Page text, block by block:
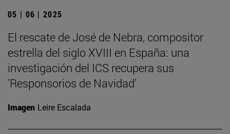
05 | 06 | 2025
El rescate de José de Nebra, compositor
estrella del siglo XVIII en España: una
investigación del ICS recupera sus
'Responsorios de Navidad'
Imagen Leire Escalada